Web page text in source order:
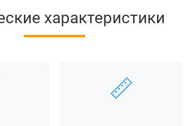
характеристики
📏